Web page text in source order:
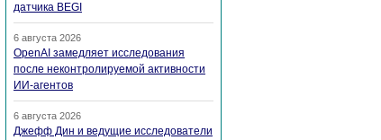
датчика BEGI
6 августа 2026
OpenAI замедляет исследования
после неконтролируемой активности
ИИ-агентов
6 августа 2026
Джефф Дин и ведущие исследователи